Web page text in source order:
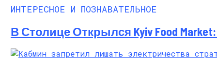
ИНТЕРЕСНОЕ И ПОЗНАВАТЕЛЬНОЕ
В Столице Открылся Kyiv Food